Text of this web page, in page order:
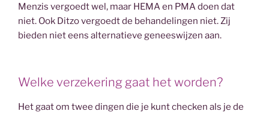
Menzis vergoedt wel, maar HEMA en PMA doen dat
niet. Ook Ditzo vergoedt de behandelingen niet. Zij
bieden niet eens alternatieve geneeswijzen aan.
Welke verzekering gaat het worden?
Het gaat om twee dingen die je kunt checken als je de